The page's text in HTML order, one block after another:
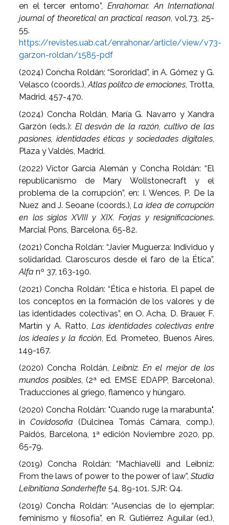
en el tercer entorno”, Enrahornar. An International
journal of theoretical an practical reason, vol.73, 25-
55.
https://revistes.uab.cat/enrahonar/article/view/v73-
garzon-roldan/1585-pdf
(2024) Concha Roldán: “Sororidad”, in A. Gómez y G.
Velasco (coords.),Atlas polítco de emociones, Trotta,
Madrid, 457-470.
(2024) Concha Roldán, María G. Navarro y Xandra
Garzón (eds.): El desván de la razón, cultivo de las
pasiones, identidades éticas y sociedades digitales,
Plaza y Valdés, Madrid.
(2022) Víctor García Alemán y Concha Roldán: “El
republicanismo de Mary Wollstonecraft y el
problema de la corrupción”, en: I. Wences, P. De la
Nuez and J. Seoane (coords.),La idea de corrupción
en los siglos XVIII y XIX. Forjas y resignificaciones.
Marcial Pons, Barcelona, 65-82.
(2021) Concha Roldán: “Javier Muguerza: Individuo y
solidaridad. Claroscuros desde el faro de la Ética”,
Alfa nº 37, 163-190.
(2021) Concha Roldán: “Ética e historia. El papel de
los conceptos en la formación de los valores y de
las identidades colectivas”, en O. Acha, D. Brauer, F.
Martín y A. Ratto,Las identidades colectivas entre
los ideales y la ficción, Ed. Prometeo, Buenos Aires,
149-167.
(2020) Concha Roldán, Leibniz. En el mejor de los
mundos posibles, (2ª ed. EMSE EDAPP, Barcelona).
Traducciones al griego, flamenco y húngaro.
(2020) Concha Roldán: "Cuando ruge la marabunta",
inCovidosofia (Dulcinea Tomás Cámara, comp.),
Paidós, Barcelona, 1ª edición Noviembre 2020, pp.
65-79.
(2019) Concha Roldán: “Machiavelli and Leibniz:
From the laws of power to the power of law”,Studia
Leibnitiana Sonderhefte 54, 89-101. SJR: Q4.
(2019) Concha Roldán: “Ausencias de lo ejemplar:
feminismo y filosofía”, en R. Gutiérrez Aguilar (ed.),